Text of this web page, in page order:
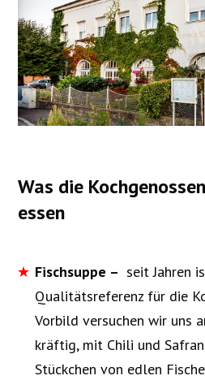
Was die
essen
Fischsuppe – seit Jahren
Qualitätsreferenz für die
Vorbild versuchen wir uns
kräftig, mit Chili und
Stückchen von edlen